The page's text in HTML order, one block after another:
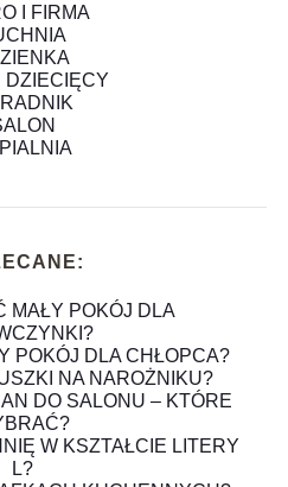
I FIRMA
DZIECIĘCY
MAŁY POKÓJ DLA
POKÓJ DLA CHŁOPCA?
NA NAROŻNIKU?
DO SALONU – KTÓRE
W KSZTAŁCIE LITERY
L?